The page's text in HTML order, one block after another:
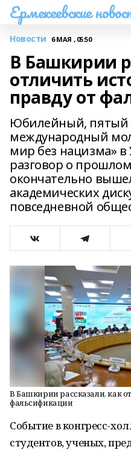
Ермекеевские
Новости 6 МАЯ , 05:50
В Башкирии
отличить
правду от
Юбилейный, пятый
международный
мир без нацизма»
разговор о
окончательно
академических
повседневной
В Башкирии рассказали, как
фальсификации
Событие в конгресс-
студентов, ученых,